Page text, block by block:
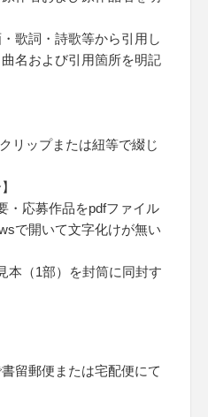
歌詞・詩歌等から引用し
名および引用箇所を明記
リップまたは紐等で綴じ
・応募作品をpdfファイル
で開いて文字化けが無い
本（1部）を封筒に同封す
留郵便または宅配便にて